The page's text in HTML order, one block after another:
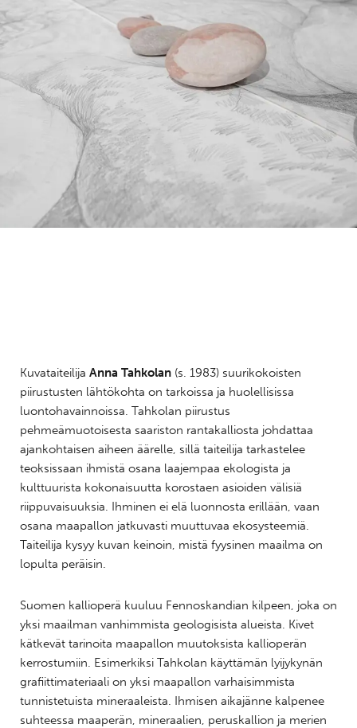
Kuvataiteilija Anna Tahkolan (s. 1983) suurikokoisten
piirustusten lähtökohta on tarkoissa ja huolellisissa
luontohavainnoissa. Tahkolan piirustus
pehmeämuotoisesta saariston rantakalliosta johdattaa
ajankohtaisen aiheen äärelle, sillä taiteilija tarkastelee
teoksissaan ihmistä osana laajempaa ekologista ja
kulttuurista kokonaisuutta korostaen asioiden välisiä
riippuvaisuuksia. Ihminen ei elä luonnosta erillään, vaan
osana maapallon jatkuvasti muuttuvaa ekosysteemiä.
Taiteilija kysyy kuvan keinoin, mistä fyysinen maailma on
lopulta peräisin.
Suomen kallioperä kuuluu Fennoskandian kilpeen, joka on
yksi maailman vanhimmista geologisista alueista. Kivet
kätkevät tarinoita maapallon muutoksista kallioperän
kerrostumiin. Esimerkiksi Tahkolan käyttämän lyijykynän
grafiittimateriaali on yksi maapallon varhaisimmista
tunnistetuista mineraaleista. Ihmisen aikajänne kalpenee
suhteessa maaperän, mineraalien, peruskallion ja merien